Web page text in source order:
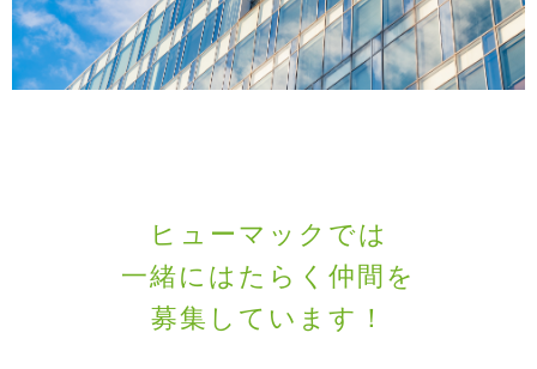
ヒューマックでは
一緒にはたらく 仲間を
募集しています！